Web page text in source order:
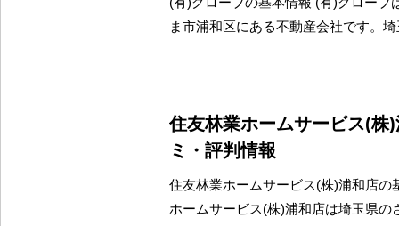
ま市浦和区にある不動産会社です。
住友林業ホームサービス(株
ミ・評判情報
住友林業ホームサービス(株)浦和店の
ホームサービス(株)浦和店は埼玉県の